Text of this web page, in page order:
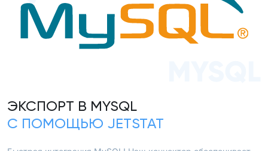
ЭКСПОРТ В MYSQL
С ПОМОЩЬЮ JETSTAT